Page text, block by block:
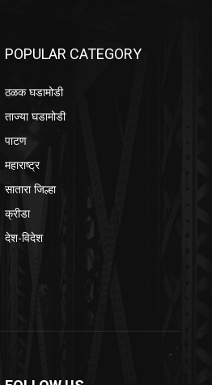
POPULAR CATEGORY
ठळक घडामोडी
ताज्या घडामोडी
पाटण
महाराष्ट्र
सातारा जिल्हा
क्रीडा
देश-विदेश